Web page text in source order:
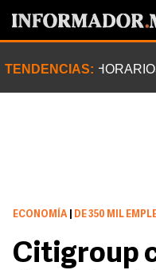
TENDENCIAS:
ECONOMÍA DE 350 MIL
Citigroup